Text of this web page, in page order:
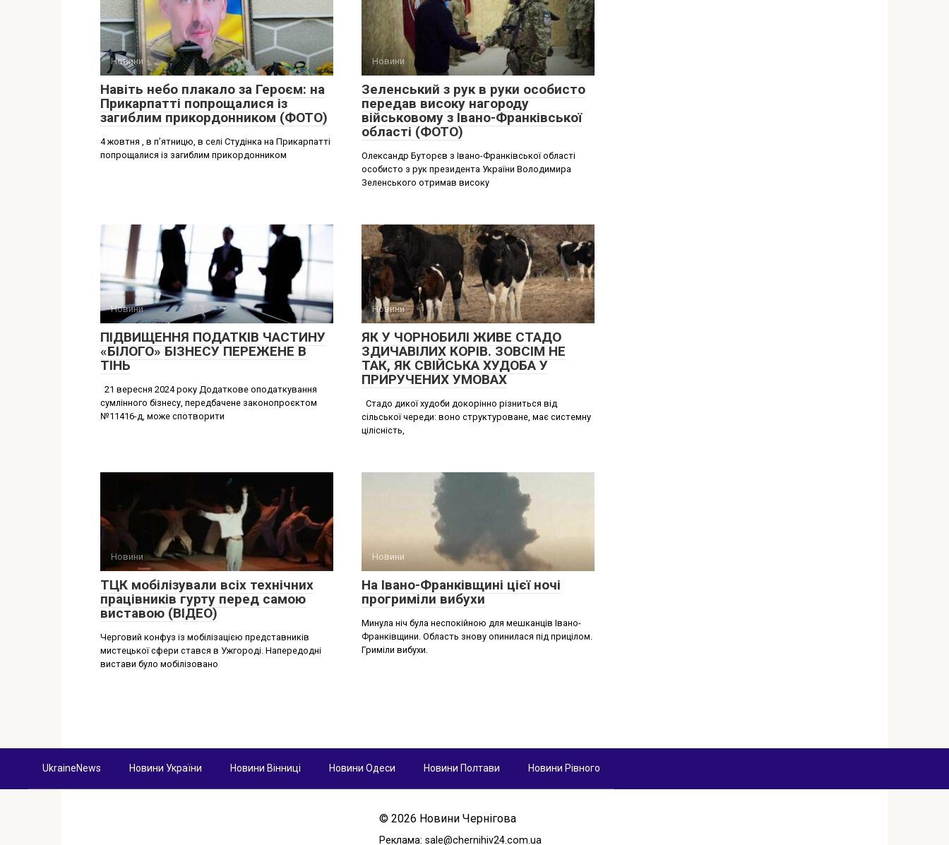
Новини
Навіть небо плакало за Героєм: на
Прикарпатті попрощалися із
загиблим прикордонником (ФОТО)
4 жовтня , в п’ятницю, в селі Студінка на Прикарпатті
попрощалися із загиблим прикордонником
Новини
Зеленський з рук в руки особисто
передав високу нагороду
військовому з Івано-Франківської
області (ФОТО)
Олександр Буторєв з Івано-Франківської області
особисто з рук президента України Володимира
Зеленського отримав високу
Новини
ПІДВИЩЕННЯ ПОДАТКІВ ЧАСТИНУ
«БІЛОГО» БІЗНЕСУ ПЕРЕЖЕНЕ В
ТІНЬ
21 вересня 2024 року Додаткове оподаткування
сумлінного бізнесу, передбачене законопроєктом
№11416-д, може спотворити
Новини
ЯК У ЧОРНОБИЛІ ЖИВЕ СТАДО
ЗДИЧАВІЛИХ КОРІВ. ЗОВСІМ НЕ
ТАК, ЯК СВІЙСЬКА ХУДОБА У
ПРИРУЧЕНИХ УМОВАХ
Стадо дикої худоби докорінно різниться від
сільської череди: воно структуроване, має системну
цілісність,
Новини
ТЦК мобілізували всіх технічних
працівників гурту перед самою
виставою (ВІДЕО)
Черговий конфуз із мобілізацією представників
мистецької сфери стався в Ужгороді. Напередодні
вистави було мобілізовано
Новини
На Івано-Франківщині цієї ночі
прогриміли вибухи
Минула ніч була неспокійною для мешканців Івано-
Франківщини. Область знову опинилася під прицілом.
Гриміли вибухи.
UkraineNews Новини України Новини Вінниці Новини Одеси Новини Полтави Новини Рівного
© 2026 Новини Чернігова
Реклама: sale@chernihiv24.com.ua